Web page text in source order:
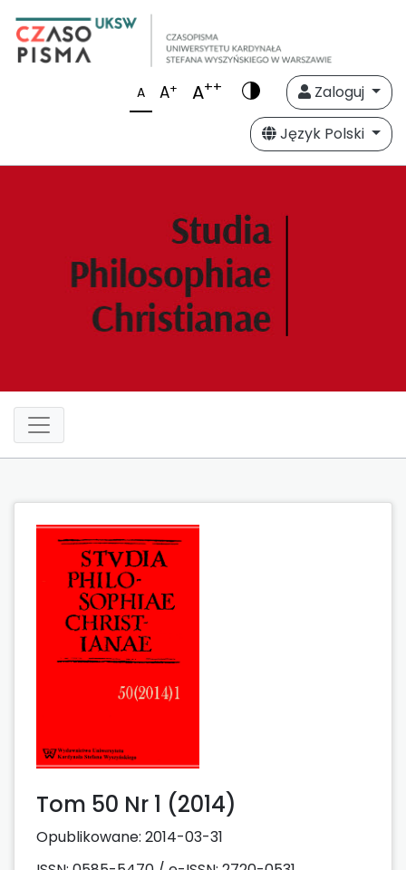
A A+ A++
Zaloguj
Język Polski
Tom 50 Nr 1 (2014)
Opublikowane: 2014-03-31